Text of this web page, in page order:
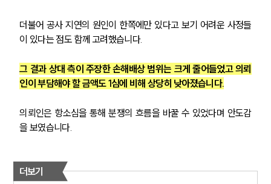
더불어 공사 지연의 원인이 한쪽에만 있다고 보기 어려운 사정들
이 있다는 점도 함께 고려했습니다.
그 결과 상대 측이 주장한 손해배상 범위는 크게 줄어들었고 의뢰
인이 부담해야 할 금액도 1심에 비해 상당히 낮아졌습니다.
의뢰인은 항소심을 통해 분쟁의 흐름을 바꿀 수 있었다며 안도감
을 보였습니다.
더보기